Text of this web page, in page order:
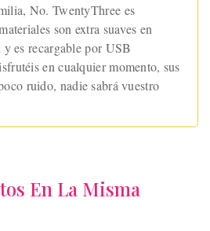
No. TwentyThree es
son extra suaves en
es recargable por USB
en cualquier momento, sus
ruido, nadie sabrá vuestro
En La Misma